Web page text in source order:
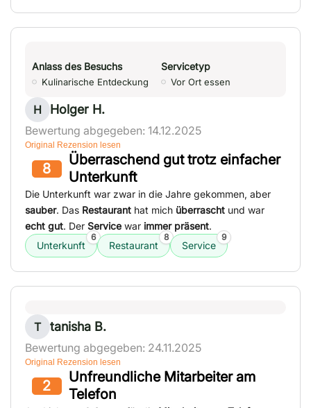
Anlass des Besuchs
Kulinarische Entdeckung
Servicetyp
Vor Ort essen
H Holger H.
Bewertung abgegeben: 14.12.2025
Original Rezension lesen
8
Überraschend gut trotz einfacher
Unterkunft
Die Unterkunft war zwar in die Jahre gekommen, aber
sauber. Das Restaurant hat mich überrascht und war
echt gut. Der Service war immer präsent.
Unterkunft
6
Restaurant
8
Service
9
T tanisha B.
Bewertung abgegeben: 24.11.2025
Original Rezension lesen
2
Unfreundliche Mitarbeiter am
Telefon